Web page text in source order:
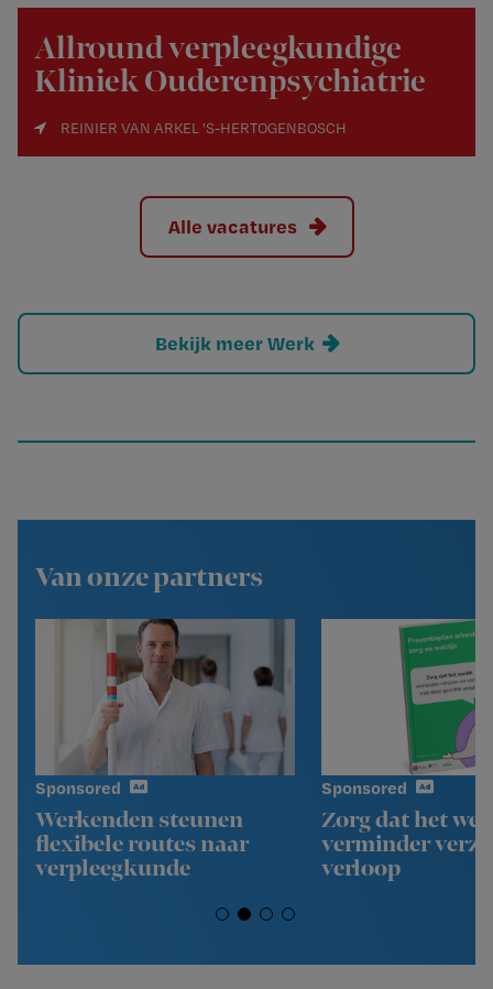
Allround verpleegkundige
Kliniek Ouderenpsychiatrie
REINIER VAN ARKEL 'S-HERTOGENBOSCH
Alle vacatures
Bekijk meer Werk
Van onze partners
Sponsored
Werkenden steunen
flexibele routes naar
verpleegkunde
Sponsored
Zorg dat het
verminder
verloop